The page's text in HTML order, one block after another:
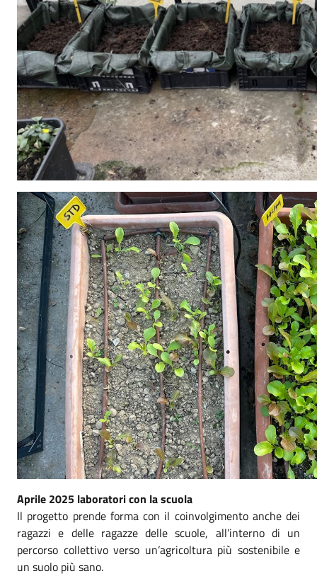
Aprile 2025 laboratori con la scuola
Il progetto prende forma con il coinvolgimento anche dei
ragazzi e delle ragazze delle scuole, all’interno di un
percorso collettivo verso un’agricoltura più sostenibile e
un suolo più sano.